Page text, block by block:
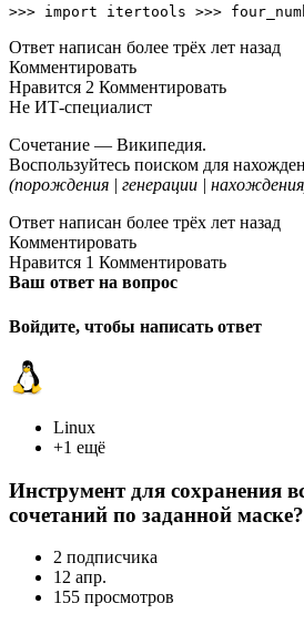
>>> import itertools >>>
Ответ написан более трёх лет назад
Комментировать
Нравится 2 Комментировать
Не ИТ-специалист
Сочетание — Википедия.
Воспользуйтесь поиском для
(порождения | генерации |
Ответ написан более трёх лет назад
Комментировать
Нравится 1 Комментировать
Ваш ответ на вопрос
Войдите, чтобы написать ответ
Linux
+1 ещё
Инструмент для сохранения
сочетаний по заданной маске?
2 подписчика
12 апр.
155 просмотров